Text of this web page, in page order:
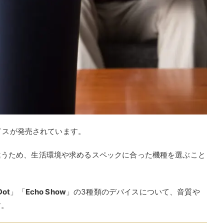
が発売されています。
ため、生活環境や求めるスペックに合った機種を選ぶこと
」「Echo Show 」の3種類のデバイスについて、音質や